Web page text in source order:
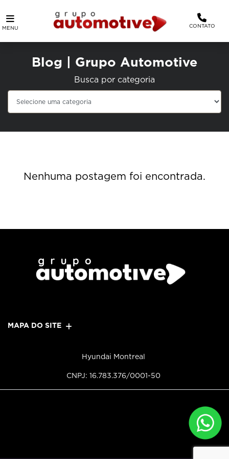
MENU CONTATO
Blog | Grupo Automotive
Busca por categoria
Nenhuma postagem foi encontrada.
MAPA DO SITE
Hyundai Montreal
CNPJ: 16.783.376/0001-50